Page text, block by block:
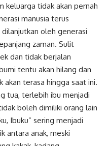
keluarga tidak akan pernah
manusia terus
oleh generasi
zaman. Sulit
dan tidak berjalan
tentu akan hilang dan
akan terasa hingga saat ini.
tua, terlebih ibu menjadi
boleh dimiliki orang lain
Ibuku” sering menjadi
antara anak, meski